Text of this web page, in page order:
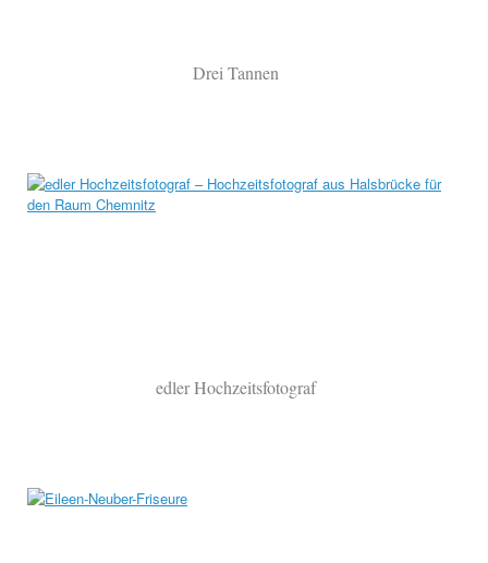
Drei Tannen
edler Hochzeitsfotograf